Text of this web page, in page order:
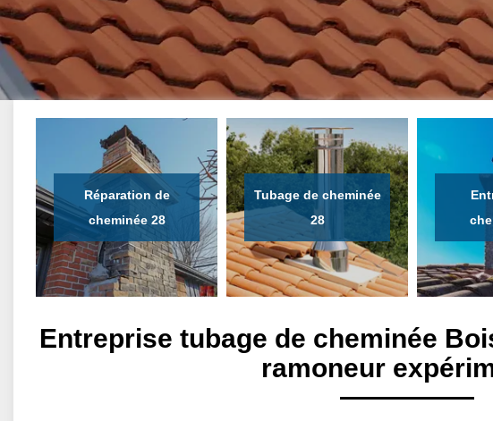
Réparation de
cheminée 28
Tubage de cheminée
28
Entreprise tubage de cheminée
ramoneur